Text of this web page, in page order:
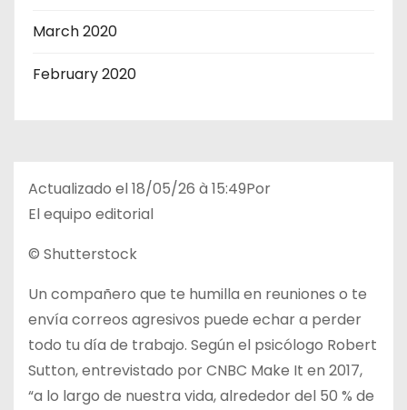
March 2020
February 2020
Actualizado el18/05/26 à 15:49Por
El equipo editorial
© Shutterstock
Un compañero que te humilla en reuniones o te
envía correos agresivos puede echar a perder
todo tu día de trabajo. Según el psicólogo Robert
Sutton, entrevistado por CNBC Make It en 2017,
“a lo largo de nuestra vida, alrededor del 50 % de